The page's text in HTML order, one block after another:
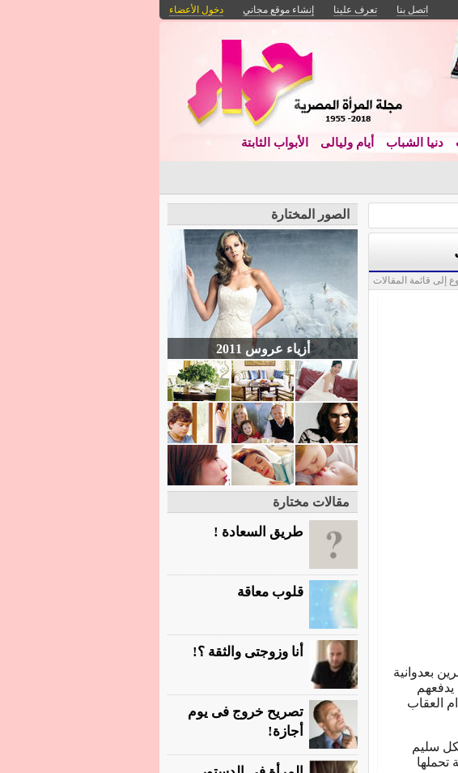
اتصل بنا تعرف علينا إنشاء موقع مجاني دخول الأعضاء
دنيا الشباب أيام وليالى الأبواب الثابتة
إلى قائمة المقالات
بعدوانية
العقاب
سليم
تحملها
الصور المختارة
أزياء عروس 2011
مقالات مختارة
طريق السعادة !
قلوب معاقة
أنا وزوجتى والثقة ؟!
تصريح خروج فى يوم
أجازة!